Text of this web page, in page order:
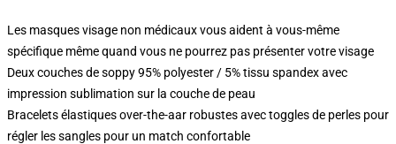
Les masques visage non médicaux vous aident à vous-même
spécifique même quand vous ne pourrez pas présenter votre visage
Deux couches de soppy 95% polyester / 5% tissu spandex avec
impression sublimation sur la couche de peau
Bracelets élastiques over-the-aar robustes avec toggles de perles pour
régler les sangles pour un match confortable